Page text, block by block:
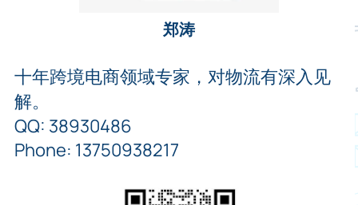
郑涛
十年跨境电商领域专家，对物流有深入见
解。
QQ: 38930486
Phone: 13750938217